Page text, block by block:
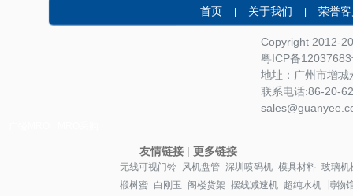
首页 | 关于我们 | 荣誉
Copyright 2012-
粤ICP备12037683
地址：广州市增
联系电话:86-20-
友情链接| 更多链接
无线可视门铃 风机盘管 深圳喷码机 模具材料 玻璃机
椴树蜜 白刚玉 阁楼货架 摆线减速机 超纯水机 博物